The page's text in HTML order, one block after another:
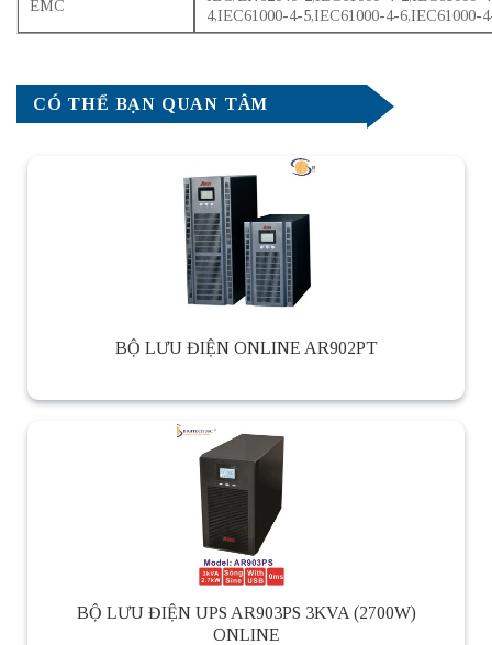
EMC
4,IEC61000-4-5,IEC61000-4-6,IEC61000-
CÓ THỂ BẠN QUAN TÂM
BỘ LƯU ĐIỆN ONLINE AR902PT
BỘ LƯU ĐIỆN UPS AR903PS 3KVA (2700W)
ONLINE